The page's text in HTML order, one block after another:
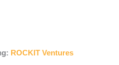
ROCKIT Ventures